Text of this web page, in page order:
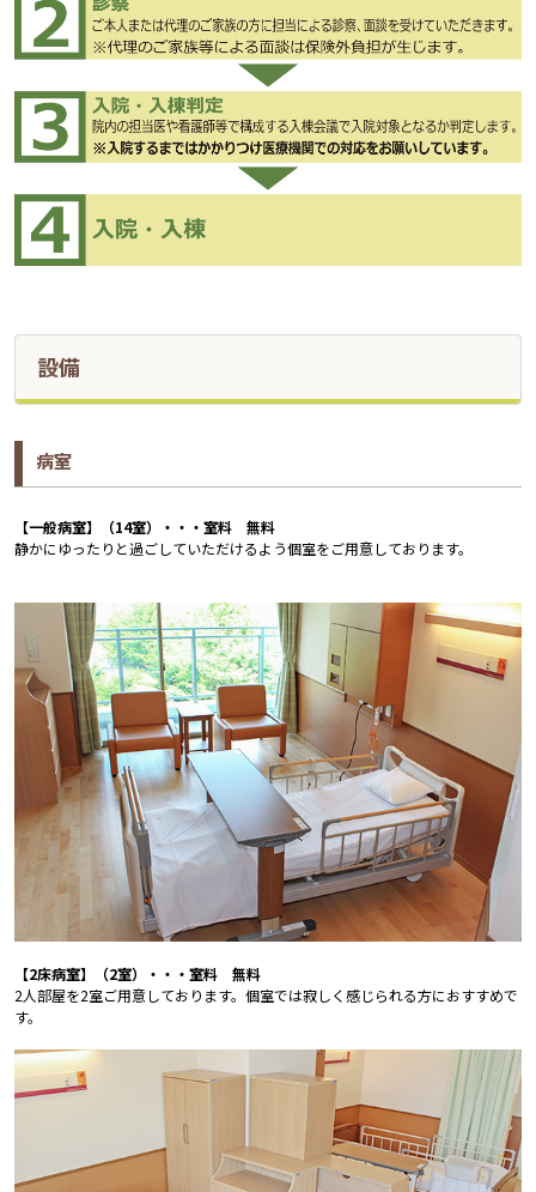
設備
病室
【一般病室】（14室）・・・室料 無料
静かにゆったりと過ごしていただけるよう個室をご用意しております。
【2床病室】（2室）・・・室料 無料
2人部屋を2室ご用意しております。個室では寂しく感じられる方におすすめで
す。